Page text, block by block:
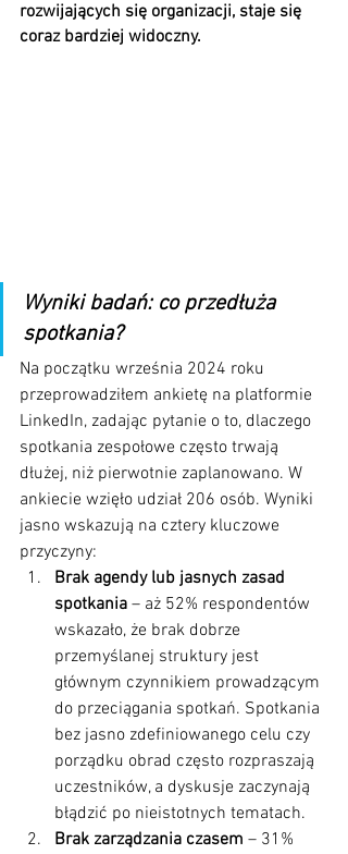
rozwijających się organizacji, staje się
coraz bardziej widoczny.
Wyniki badań: co przedłuża
spotkania?
Na początku września 2024 roku
przeprowadziłem ankietę na platformie
LinkedIn, zadając pytanie o to, dlaczego
spotkania zespołowe często trwają
dłużej, niż pierwotnie zaplanowano. W
ankiecie wzięło udział 206 osób. Wyniki
jasno wskazują na cztery kluczowe
przyczyny:
Brak agendy lub jasnych zasad
spotkania – aż 52% respondentów
wskazało, że brak dobrze
przemyślanej struktury jest
głównym czynnikiem prowadzącym
do przeciągania spotkań. Spotkania
bez jasno zdefiniowanego celu czy
porządku obrad często rozpraszają
uczestników, a dyskusje zaczynają
błądzić po nieistotnych tematach.
Brak zarządzania czasem – 31%